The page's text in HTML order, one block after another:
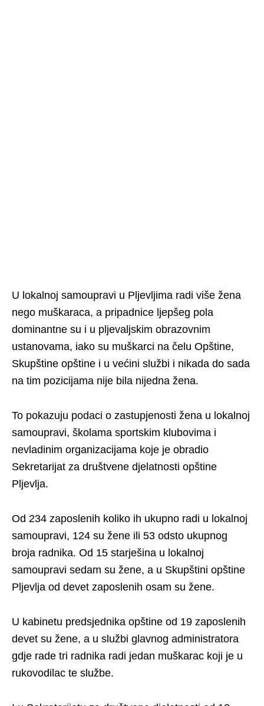
U lokalnoj samoupravi u Pljevljima radi više žena
nego muškaraca, a pripadnice ljepšeg pola
dominantne su i u pljevaljskim obrazovnim
ustanovama, iako su muškarci na čelu Opštine,
Skupštine opštine i u većini službi i nikada do sada
na tim pozicijama nije bila nijedna žena.
To pokazuju podaci o zastupjenosti žena u lokalnoj
samoupravi, školama sportskim klubovima i
nevladinim organizacijama koje je obradio
Sekretarijat za društvene djelatnosti opštine
Pljevlja.
Od 234 zaposlenih koliko ih ukupno radi u lokalnoj
samoupravi, 124 su žene ili 53 odsto ukupnog
broja radnika. Od 15 starješina u lokalnoj
samoupravi sedam su žene, a u Skupštini opštine
Pljevlja od devet zaposlenih osam su žene.
U kabinetu predsjednika opštine od 19 zaposlenih
devet su žene, a u službi glavnog administratora
gdje rade tri radnika radi jedan muškarac koji je u
rukovodilac te službe.